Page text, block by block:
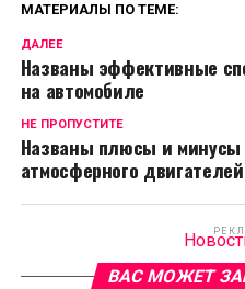
МАТЕРИАЛЫ ПО ТЕМЕ:
ДАЛЕЕ
Названы эффективные
на автомобиле
НЕ ПРОПУСТИТЕ
Названы плюсы и минусы
атмосферного двигателей
ВАС МОЖЕТ